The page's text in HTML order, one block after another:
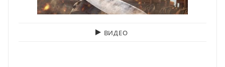
ВИДЕО